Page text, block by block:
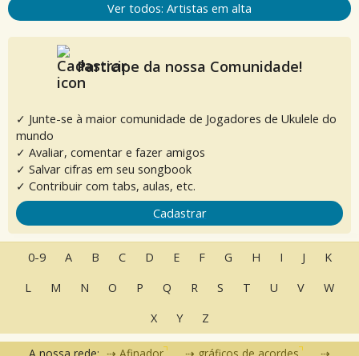
Ver todos: Artistas em alta
Participe da nossa Comunidade!
✓ Junte-se à maior comunidade de Jogadores de Ukulele do
mundo
✓ Avaliar, comentar e fazer amigos
✓ Salvar cifras em seu songbook
✓ Contribuir com tabs, aulas, etc.
Cadastrar
0-9 A B C D E F G H I J
K
L
M N O P Q R S T U V
W
X
Y Z